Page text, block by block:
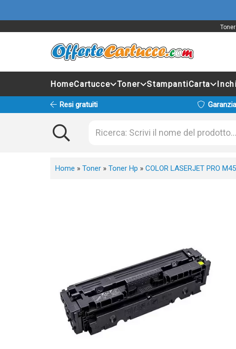
HomeCartucce Toner StampantiCarta
Resi gratuiti
Home » Toner » Toner Hp » COLOR LASERJET PRO